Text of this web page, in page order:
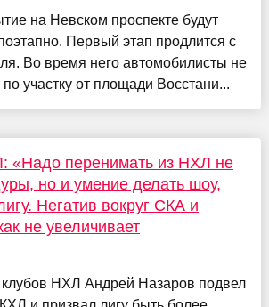
на Невском проспекте будут
Первый этап продлится с
Во время него автомобилисты не
по участку от площади Восстани...
«Надо перенимать из НХЛ не
но и умение делать шоу,
Негатив вокруг СКА и
не увеличивает
НХЛ Андрей Назаров подвел